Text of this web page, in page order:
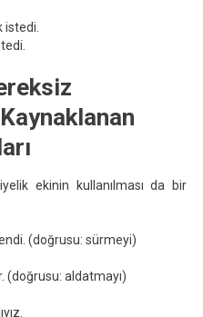
istedi.
ekinin kullanılması da bir
(doğrusu: sürmeyi)
(doğrusu: aldatmayı)